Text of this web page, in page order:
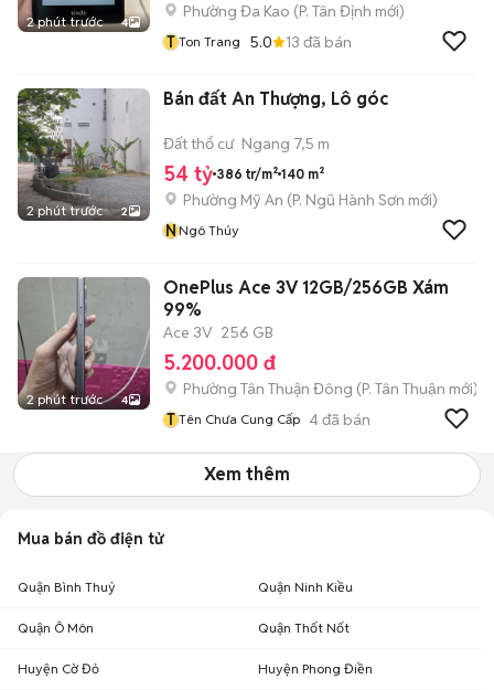
2 phút trước 4
Phường Đa Kao (P. Tân Định mới)
T Ton Trang 5.0 13 đã bán
2 phút trước 2
Bán đất An Thượng, Lô góc
Đất thổ cư Ngang 7,5 m
54 tỷ 386 tr/m² 140 m²
Phường Mỹ An (P. Ngũ Hành Sơn mới)
NNgô Thúy
2 phút trước 4
OnePlus Ace 3V 12GB/256GB Xám
99%
Ace 3V 256 GB
5.200.000 đ
Phường Tân Thuận Đông (P. Tân Thuận mới)
T Tên Chưa Cung Cấp 4đã bán
Xem thêm
Mua bán đồ điện tử
Quận Bình Thuỷ Quận Ninh Kiều
Quận Ô Môn Quận Thốt Nốt
Huyện Cờ Đỏ Huyện Phong Điền